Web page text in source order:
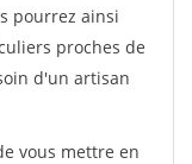
pourrez ainsi
proches de
d'un artisan
vous mettre en